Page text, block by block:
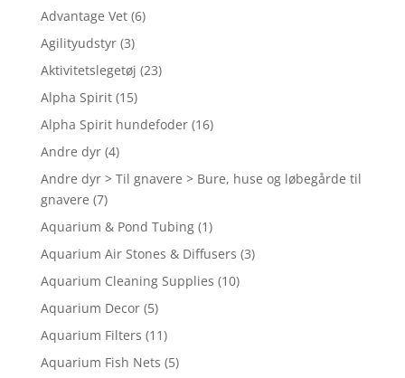
Advantage Vet (6)
Agilityudstyr (3)
Aktivitetslegetøj (23)
Alpha Spirit (15)
Alpha Spirit hundefoder (16)
Andre dyr (4)
Andre dyr > Til gnavere > Bure, huse og løbegårde til
gnavere (7)
Aquarium & Pond Tubing (1)
Aquarium Air Stones & Diffusers (3)
Aquarium Cleaning Supplies (10)
Aquarium Decor (5)
Aquarium Filters (11)
Aquarium Fish Nets (5)